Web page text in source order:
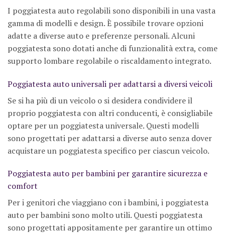
I poggiatesta auto regolabili sono disponibili in una vasta
gamma di modelli e design. È possibile trovare opzioni
adatte a diverse auto e preferenze personali. Alcuni
poggiatesta sono dotati anche di funzionalità extra, come
supporto lombare regolabile o riscaldamento integrato.
Poggiatesta auto universali per adattarsi a diversi veicoli
Se si ha più di un veicolo o si desidera condividere il
proprio poggiatesta con altri conducenti, è consigliabile
optare per un poggiatesta universale. Questi modelli
sono progettati per adattarsi a diverse auto senza dover
acquistare un poggiatesta specifico per ciascun veicolo.
Poggiatesta auto per bambini per garantire sicurezza e
comfort
Per i genitori che viaggiano con i bambini, i poggiatesta
auto per bambini sono molto utili. Questi poggiatesta
sono progettati appositamente per garantire un ottimo